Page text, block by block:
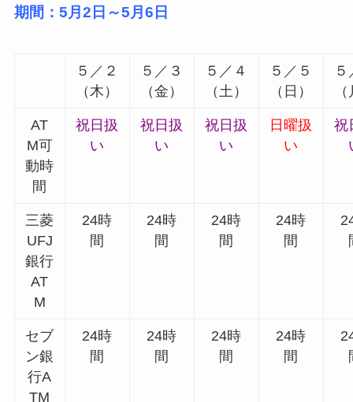
期間：5月2日～5月6日
５／２
（木）
５／３
（金）
５／４
（土）
５／５
（日）
AT
M可
動時
間
祝日扱
い
祝日扱
い
祝日扱
い
日曜扱
い
祝
三菱
UFJ
銀行
AT
M
24時
間
24時
間
24時
間
24時
間
セブ
ン銀
行A
TM
24時
間
24時
間
24時
間
24時
間